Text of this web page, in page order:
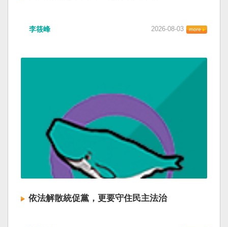
李筱峰 2026-08-03
依法解散統促黨，更要守住民主法治